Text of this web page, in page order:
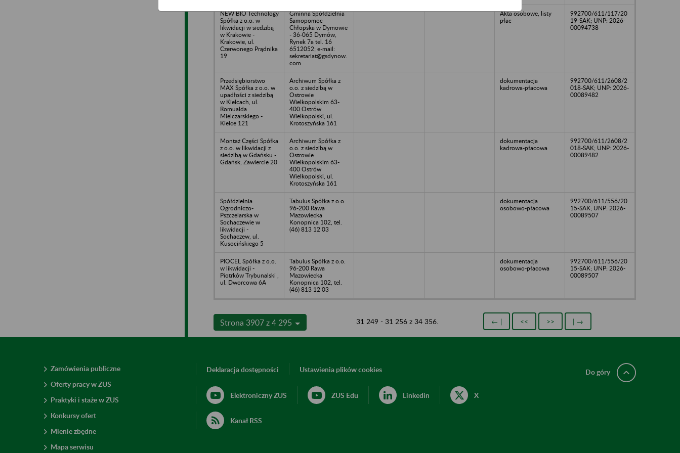
NEW BIO Technology
Spółka z o.o. w
likwidacji w siedzibą
w Krakowie -
Krakowie, ul.
Czerwonego Prądnika
19
Gminna Spółdzielnia
Samopomoc
Chłopska w Dymowie
- 36-065 Dymów,
Rynek 7a tel. 16
6512052; e-mail:
sekretariat@gsdynow.
com
Akta osobowe, listy
płac
992700/611/117/20
19-SAK; UNP: 2026-
00094738
Przedsiębiorstwo
MAX Spółka z o.o. w
upadłości z siedzibą
w Kielcach, ul.
Romualda
Mielczarskiego -
Kielce 121
Archiwum Spółka z
o.o. z siedzibą w
Ostrowie
Wielkopolskim 63-
400 Ostrów
Wielkopolski, ul.
Krotoszyńska 161
dokumentacja
kadrowa-płacowa
992700/611/2608/2
018-SAK; UNP: 2026-
00089482
Montaż Części Spółka
z o.o. w likwidacji z
siedzibą w Gdańsku -
Gdańsk, Zawiercie 20
Archiwum Spółka z
o.o. z siedzibą w
Ostrowie
Wielkopolskim 63-
400 Ostrów
Wielkopolski, ul.
Krotoszyńska 161
dokumentacja
kadrowa-płacowa
992700/611/2608/2
018-SAK; UNP: 2026-
00089482
Spółdzielnia
Ogrodniczo-
Pszczelarska w
Sochaczewie w
likwidacji -
Sochaczew, ul.
Kusocińskiego 5
Tabulus Spółka z o.o.
96-200 Rawa
Mazowiecka
Konopnica 102, tel.
(46) 813 12 03
dokumentacja
osobowo-płacowa
992700/611/556/20
15-SAK; UNP: 2026-
00089507
PIOCEL Spółka z o.o.
w likwidacji -
Piotrków Trybunalski ,
ul. Dworcowa 6A
Tabulus Spółka z o.o.
96-200 Rawa
Mazowiecka
Konopnica 102, tel.
(46) 813 12 03
dokumentacja
osobowo-płacowa
992700/611/556/20
15-SAK; UNP: 2026-
00089507
Strona 3907 z 4 295 31 249 - 31 256 z 34 356. ← | << >> | →
Zamówienia publiczne
Oferty pracy w ZUS
Praktyki i staże w ZUS
Konkursy ofert
Mienie zbędne
Mapa serwisu
Deklaracja dostępności Ustawienia plików cookies
Elektroniczny ZUS ZUS Edu Linkedin X
Kanał RSS
Do góry